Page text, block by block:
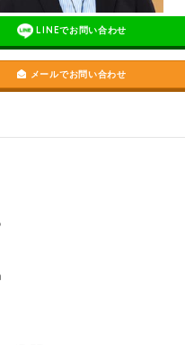
LINEでお問い合わせ
メールでお問い合わせ